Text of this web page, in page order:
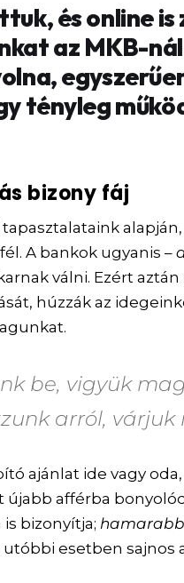
és online is
az MKB-
tényleg
bizony fáj
A bankok ugyanis –
válni. Ezért aztán
húzzák az
be, vigyük
arról, várjuk
ajánlat ide vagy
afférba
is bizonyítja;
utóbbi esetben sajnos